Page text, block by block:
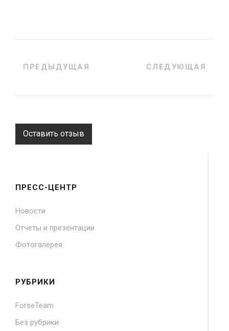
ПРЕДЫДУЩАЯ СЛЕДУЮЩАЯ
Оставить отзыв
ПРЕСС-ЦЕНТР
Новости
Отчеты и презентации
Фотогалерея
РУБРИКИ
ForseTeam
Без рубрики